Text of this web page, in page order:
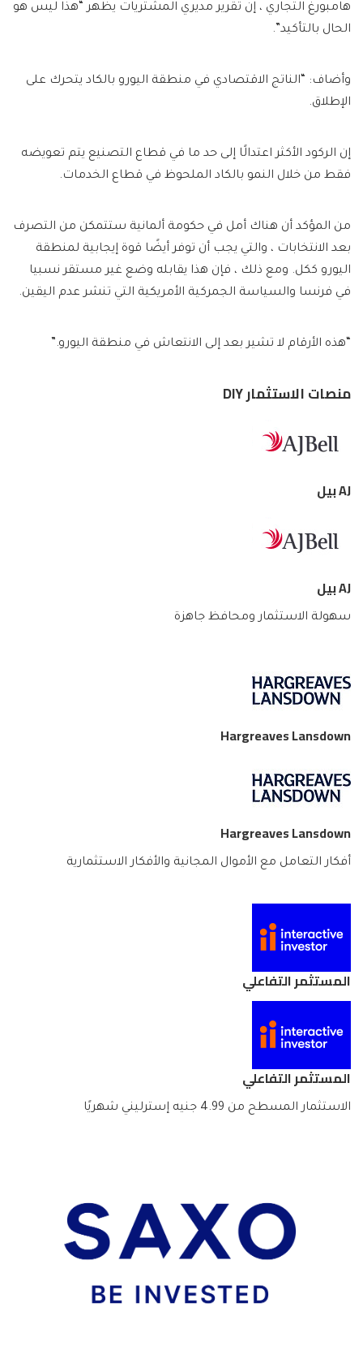
هامبورغ التجاري ، إن تقرير مديري المشتريات يظهر “هذا ليس هو
الحال بالتأكيد”.
وأضاف: “الناتج الاقتصادي في منطقة اليورو بالكاد يتحرك على
الإطلاق.
إن الركود الأكثر اعتدالًا إلى حد ما في قطاع التصنيع يتم تعويضه
فقط من خلال النمو بالكاد الملحوظ في قطاع الخدمات.
من المؤكد أن هناك أمل في حكومة ألمانية ستتمكن من التصرف
بعد الانتخابات ، والتي يجب أن توفر أيضًا قوة إيجابية لمنطقة
اليورو ككل. ومع ذلك ، فإن هذا يقابله وضع غير مستقر نسبيا
في فرنسا والسياسة الجمركية الأمريكية التي تنشر عدم اليقين.
“هذه الأرقام لا تشير بعد إلى الانتعاش في منطقة اليورو.”
منصات الاستثمار DIY
AJ بيل
AJ بيل
سهولة الاستثمار ومحافظ جاهزة
Hargreaves Lansdown
Hargreaves Lansdown
أفكار التعامل مع الأموال المجانية والأفكار الاستثمارية
المستثمر التفاعلي
المستثمر التفاعلي
الاستثمار المسطح من 4.99 جنيه إسترليني شهريًا